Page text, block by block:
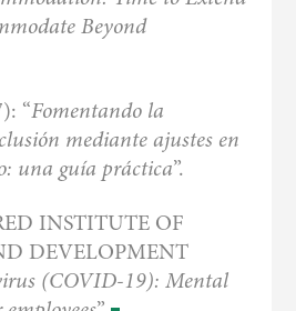
Beyond
“Fomentando la
mediante ajustes en
una guía práctica”.
INSTITUTE OF
DEVELOPMENT
(COVID-19): Mental